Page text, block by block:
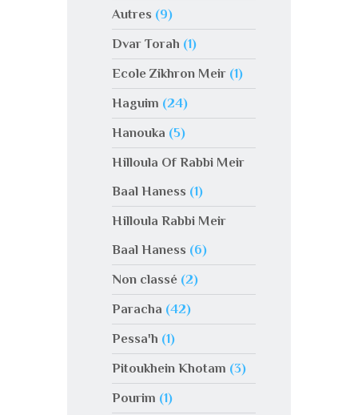
Autres (9)
Dvar Torah (1)
Ecole Zikhron Meir(1)
Haguim (24)
Hanouka (5)
Hilloula Of Rabbi Meir
Baal Haness (1)
Hilloula Rabbi Meir
Baal Haness (6)
Non classé(2)
Paracha (42)
Pessa'h (1)
Pitoukhein Khotam (3)
Pourim (1)